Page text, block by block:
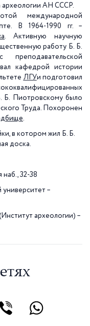
археологии АН СССР.
международной
В 1964-1990 гг. –
. Активную научную
работу Б. Б.
кафедрой истории
ЛГУи подготовил
Б. Пиотровскому было
Труда. Похоронен
.
в котором жил Б. Б.
доска.
32-38
–
археологии) –